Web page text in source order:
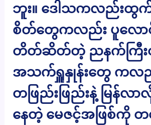
ဘူး။ ဒေါသကလည်းထွ
စိတ်တွေကလည်း ပူလော
တိတ်ဆိတ်တဲ့ ညနက်ကြီး
အသက်ရှူနှုန်းတွေ ကလ
တဖြည်းဖြည်းနဲ့ မြန်လာ
နေတဲ့ မေဇင့်အဖြစ်ကို